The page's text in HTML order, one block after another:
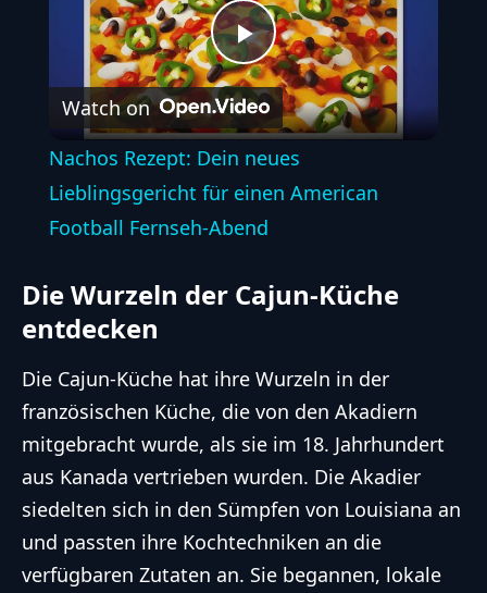
Play
Video
Watch on
Nachos Rezept: Dein neues
Lieblingsgericht für einen American
Football Fernseh-Abend
Die Wurzeln der Cajun-Küche
entdecken
Die Cajun-Küche hat ihre Wurzeln in der
französischen Küche, die von den Akadiern
mitgebracht wurde, als sie im 18. Jahrhundert
aus Kanada vertrieben wurden. Die Akadier
siedelten sich in den Sümpfen von Louisiana an
und passten ihre Kochtechniken an die
verfügbaren Zutaten an. Sie begannen, lokale